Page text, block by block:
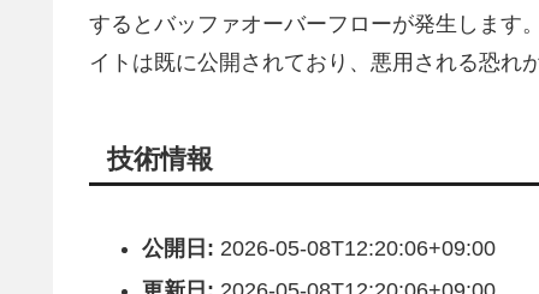
するとバッファオーバーフローが発生します
イトは既に公開されており、悪用される恐れ
技術情報
公開日: 2026-05-08T12:20:06+09:00